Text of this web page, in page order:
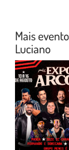
Mais
Luciano